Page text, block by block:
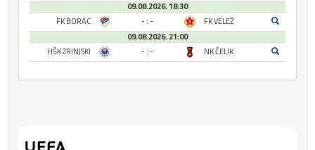
09.08.2026. 18:30
FK BORAC
- : -
FK VELEŽ
09.08.2026. 21:00
HŠK ZRINJSKI
- : - NK ČELIK